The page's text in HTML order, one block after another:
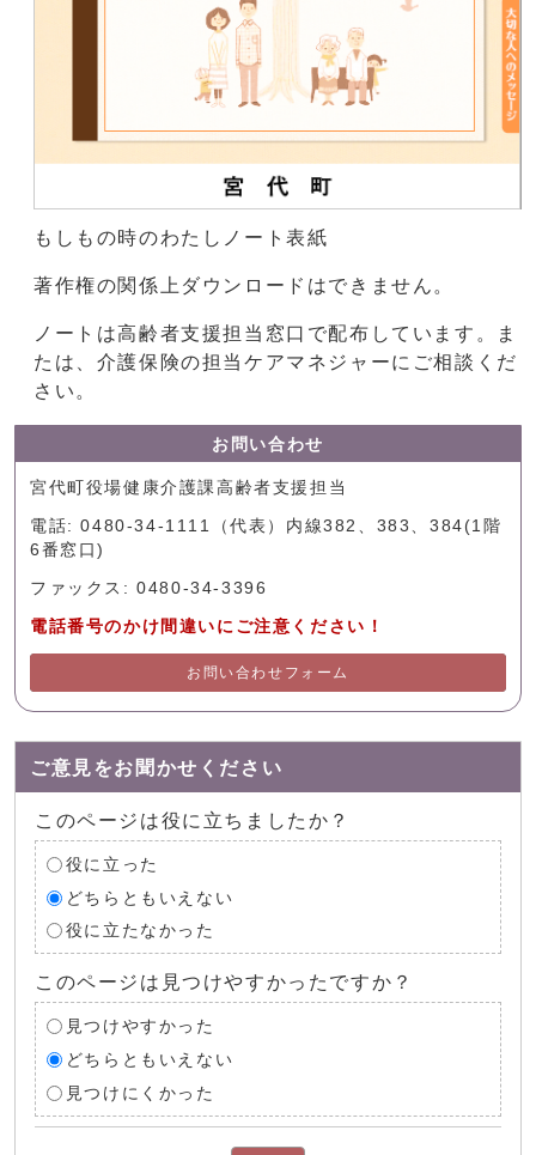
もしもの時のわたしノート表紙
著作権の関係上ダウンロードはできません。
ノートは高齢者支援担当窓口で配布しています。ま
たは、介護保険の担当ケアマネジャーにご相談くだ
さい。
お問い合わせ
宮代町役場健康介護課高齢者支援担当
電話: 0480-34-1111（代表）内線382、383、384(1階
6番窓口)
ファックス: 0480-34-3396
電話番号のかけ間違いにご注意ください！
お問い合わせフォーム
ご意見をお聞かせください
このページは役に立ちましたか？
役に立った
どちらともいえない
役に立たなかった
このページは見つけやすかったですか？
見つけやすかった
どちらともいえない
見つけにくかった